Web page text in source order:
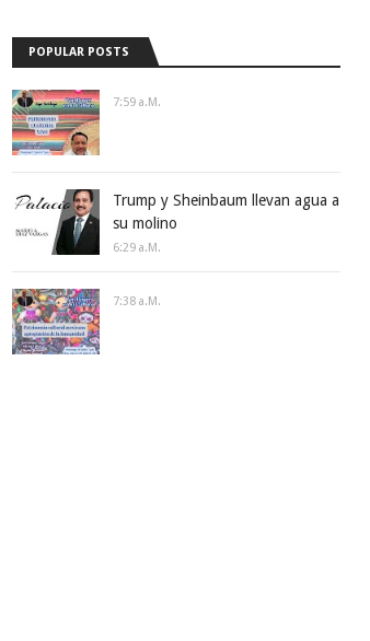
POPULAR POSTS
7:59 A.m.
Trump y Sheinbaum llevan agua a
su molino
6:29 A.m.
7:38 A.m.